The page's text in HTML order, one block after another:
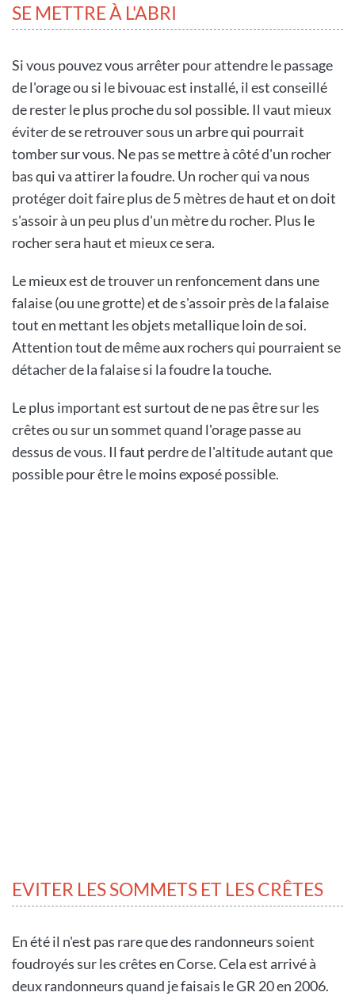
SE METTRE À L'ABRI
Si vous pouvez vous arrêter pour attendre le passage
de l'orage ou si le bivouac est installé, il est conseillé
de rester le plus proche du sol possible. Il vaut mieux
éviter de se retrouver sous un arbre qui pourrait
tomber sur vous. Ne pas se mettre à côté d'un rocher
bas qui va attirer la foudre. Un rocher qui va nous
protéger doit faire plus de 5 mètres de haut et on doit
s'assoir à un peu plus d'un mètre du rocher. Plus le
rocher sera haut et mieux ce sera.
Le mieux est de trouver un renfoncement dans une
falaise (ou une grotte) et de s'assoir près de la falaise
tout en mettant les objets metallique loin de soi.
Attention tout de même aux rochers qui pourraient se
détacher de la falaise si la foudre la touche.
Le plus important est surtout de ne pas être sur les
crêtes ou sur un sommet quand l'orage passe au
dessus de vous. Il faut perdre de l'altitude autant que
possible pour être le moins exposé possible.
EVITER LES SOMMETS ET LES CRÊTES
En été il n'est pas rare que des randonneurs soient
foudroyés sur les crêtes en Corse. Cela est arrivé à
deux randonneurs quand je faisais le GR 20 en 2006.